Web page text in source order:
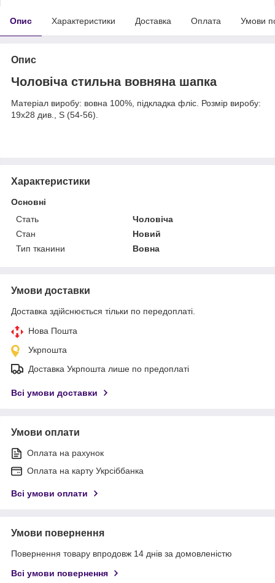
Опис Характеристики Доставка Оплата Умови
Опис
Чоловіча стильна вовняна шапка
Матеріал виробу: вовна 100%, підкладка фліс. Розмір виробу:
19х28 див., S (54-56).
Характеристики
Основні
Стать
Чоловіча
Стан
Новий
Тип тканини
Вовна
Умови доставки
Доставка здійснюється тільки по передоплаті.
Нова Пошта
Укрпошта
Доставка Укрпошта лише по предоплаті
Всі умови доставки
Умови оплати
Оплата на рахунок
Оплата на карту Укрсіббанка
Всі умови оплати
Умови повернення
Повернення товару впродовж 14 днів за домовленістю
Всі умови повернення